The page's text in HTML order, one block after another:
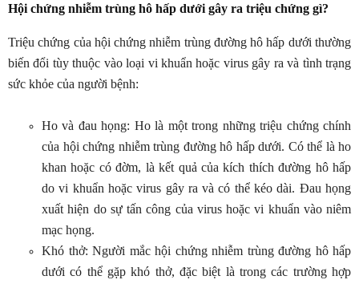
Hội chứng nhiễm trùng hô hấp dưới gây ra triệu chứng gì?
Triệu chứng của hội chứng nhiễm trùng đường hô hấp dưới thường
biến đổi tùy thuộc vào loại vi khuẩn hoặc virus gây ra và tình trạng
sức khỏe của người bệnh:
Ho và đau họng: Ho là một trong những triệu chứng chính
của hội chứng nhiễm trùng đường hô hấp dưới. Có thể là ho
khan hoặc có đờm, là kết quả của kích thích đường hô hấp
do vi khuẩn hoặc virus gây ra và có thể kéo dài. Đau họng
xuất hiện do sự tấn công của virus hoặc vi khuẩn vào niêm
mạc họng.
Khó thở: Người mắc hội chứng nhiễm trùng đường hô hấp
dưới có thể gặp khó thở, đặc biệt là trong các trường hợp